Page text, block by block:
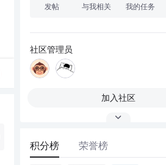
发帖 与我相关 我的任务
社区管理员
加入社区
积分榜 荣誉榜